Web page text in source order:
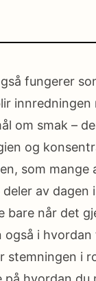
fungerer
innredningen
om smak –
og
som mange
av dagen
bare når det
også i
stemningen i